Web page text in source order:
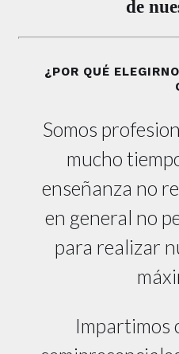
de
¿POR QUÉ
Somos
mucho
enseñanza no
en general no
para realizar
Impartimos